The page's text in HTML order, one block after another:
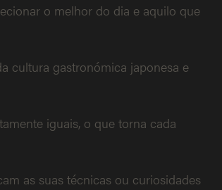
o melhor do dia e aquilo que
cultura gastronómica japonesa e
iguais, o que torna cada
as suas técnicas ou curiosidades